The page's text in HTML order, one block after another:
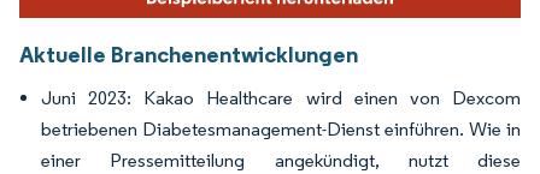
Aktuelle Branchenentwicklungen
Juni 2023: Kakao Healthcare wird einen von Dexcom
betriebenen Diabetesmanagement-Dienst einführen. Wie in
einer Pressemitteilung angekündigt, nutzt diese